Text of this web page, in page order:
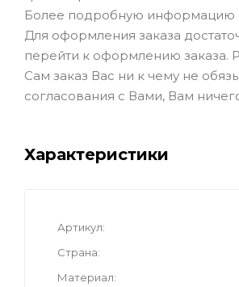
Более подробную информацию
Для оформления заказа
перейти к оформлению заказа.
Сам заказ Вас ни к чему не
согласования с Вами, Вам
Характеристики
Артикул
Страна
Материал